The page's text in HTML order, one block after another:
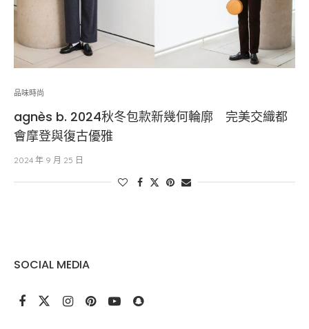
品味時尚
agnès b. 2024秋冬包款新幾何輪廓 完美交織都
會摩登與復古優雅
2024 年 9 月 25 日
SOCIAL MEDIA